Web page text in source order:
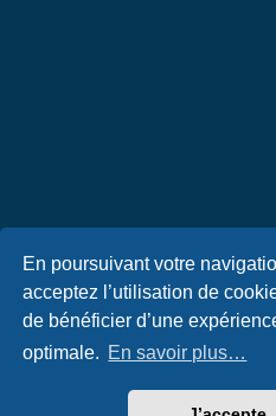
En poursuivant votre
acceptez l’utilisation de
de bénéficier d’une
optimale. En savoir plus…